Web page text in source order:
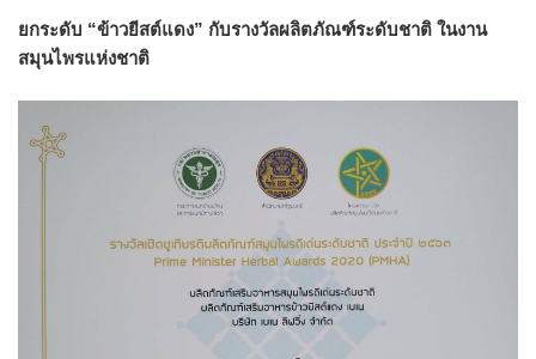
ยกระดับ “ข้าวยีสต์แดง” กับรางวัลผลิตภัณฑ์ระดับชาติ ในงาน
สมุนไพรแห่งชาติ